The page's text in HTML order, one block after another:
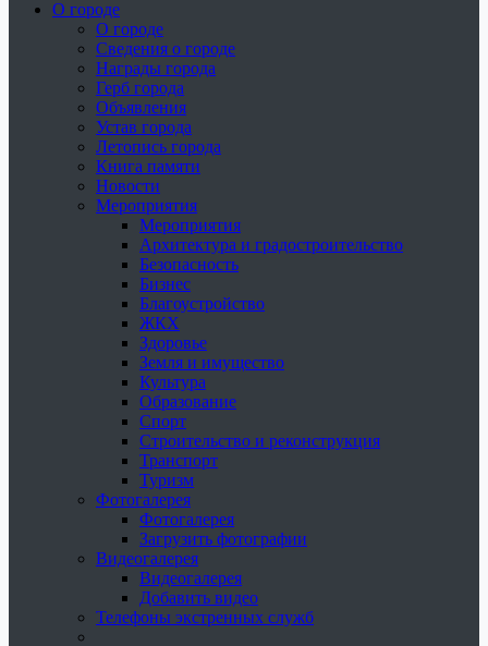
О городе
О городе
Сведения о городе
Награды города
Герб города
Объявления
Устав города
Летопись города
Книга памяти
Новости
Мероприятия
Мероприятия
Архитектура и градостроительство
Безопасность
Бизнес
Благоустройство
ЖКХ
Здоровье
Земля и имущество
Культура
Образование
Спорт
Строительство и реконструкция
Транспорт
Туризм
Фотогалерея
Фотогалерея
Загрузить фотографии
Видеогалерея
Видеогалерея
Добавить видео
Телефоны экстренных служб